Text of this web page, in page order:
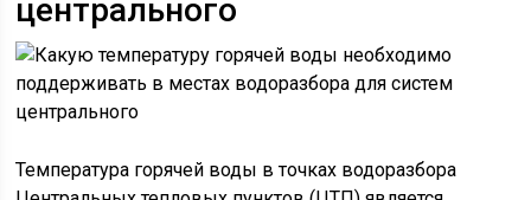
центрального
Температура горячей воды в точках водоразбора